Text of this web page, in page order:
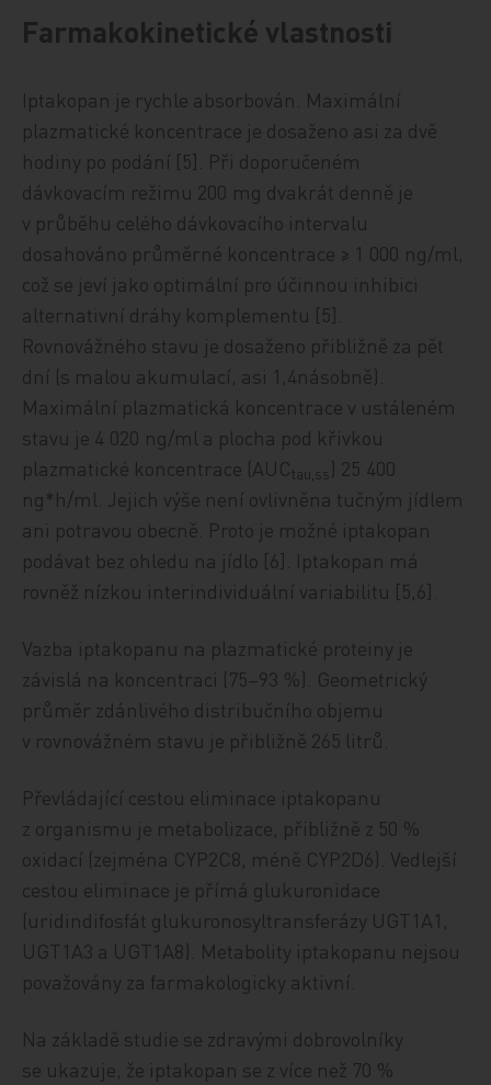
Farmakokinetické vlastnosti
Iptakopan je rychle absorbován. Maximální
plazmatické koncentrace je dosaženo asi za dvě
hodiny po podání [5]. Při doporučeném
dávkovacím režimu 200 mg dvakrát denně je
v průběhu celého dávkovacího intervalu
dosahováno průměrné koncentrace ≥ 1 000 ng/ml,
což se jeví jako optimální pro účinnou inhibici
alternativní dráhy komplementu [5].
Rovnovážného stavu je dosaženo přibližně za pět
dní (s malou akumulací, asi 1,4násobně).
Maximální plazmatická koncentrace v ustáleném
stavu je 4 020 ng/ml a plocha pod křivkou
plazmatické koncentrace (AUCtau,ss) 25 400
ng*h/ml. Jejich výše není ovlivněna tučným jídlem
ani potravou obecně. Proto je možné iptakopan
podávat bez ohledu na jídlo [6]. Iptakopan má
rovněž nízkou interindividuální variabilitu [5,6].
Vazba iptakopanu na plazmatické proteiny je
závislá na koncentraci (75–93 %). Geometrický
průměr zdánlivého distribučního objemu
v rovnovážném stavu je přibližně 265 litrů.
Převládající cestou eliminace iptakopanu
z organismu je metabolizace, přibližně z 50 %
oxidací (zejména CYP2C8, méně CYP2D6). Vedlejší
cestou eliminace je přímá glukuronidace
(uridindifosfát glukuronosyltransferázy UGT1A1,
UGT1A3 a UGT1A8). Metabolity iptakopanu nejsou
považovány za farmakologicky aktivní.
Na základě studie se zdravými dobrovolníky
se ukazuje, že iptakopan se z více než 70 %